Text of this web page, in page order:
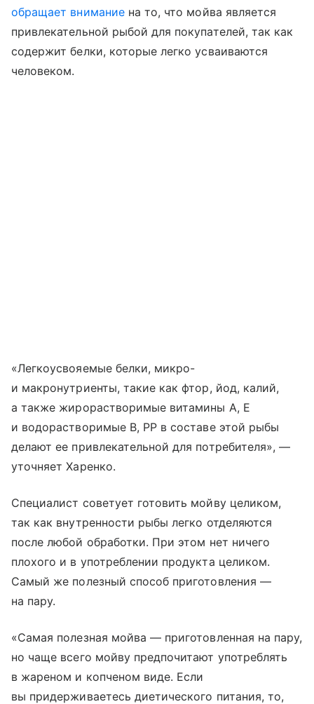
обращает вниманиена то, что мойва является
привлекательной рыбой для покупателей, так как
содержит белки, которые легко усваиваются
человеком.
«Легкоусвояемые белки, микро-
и макронутриенты, такие как фтор, йод, калий,
а также жирорастворимые витамины А, Е
и водорастворимые В, РР в составе этой рыбы
делают ее привлекательной для потребителя», —
уточняет Харенко.
Специалист советует готовить мойву целиком,
так как внутренности рыбы легко отделяются
после любой обработки. При этом нет ничего
плохого и в употреблении продукта целиком.
Самый же полезный способ приготовления —
на пару.
«Самая полезная мойва — приготовленная на пару,
но чаще всего мойву предпочитают употреблять
в жареном и копченом виде. Если
вы придерживаетесь диетического питания, то,